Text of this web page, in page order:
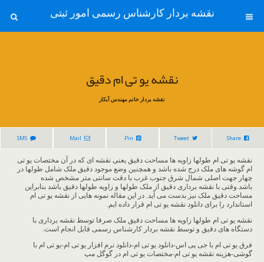
نقشه بردار کارشناس رسمی امور ثبتی
نقشه یو تی ام دقیق
نقشه بردار خانم مهندس آبکار
Share
Tweet
Pin
Mail
SMS
نقشه یو تی ام طولها زاویه ها مساحت دقیق یعنی نقشه ای که در آن مختصات یو تی
ام گوشه های ملک درج شده باشد و همچنین وضع موجود دقیق ملک شامل طولها در
چهار جهت اصلی شمال شرق جنوب غرب با دقت سانتی متر مشخص شده
باشد.وقتی با نقشه برداری دقیق از ملک طولها و زاویه طولها دقیق باشد بنابراین
مساحت دقیق ملک نیز بدست می آید. در این مقاله نمونه هایی از نقشه یو تی ام
استاندارد را برای دانلود نقشه یو تی ام قرار داده ایم.
نقشه یو تی ام طولها زاویه ها مساحت دقیق ملک صرفا توسط نقشه برداری با
دستگاه های دقیق و توسط نقشه بردار کارشناس رسمی قابل انجام است.
فرق یو تی ام با جی پی اس-دانلود یو تی ام-دانلود نرم افزار یو تی ام-یو تی ام با
گوشی-هزینه نقشه یو تی ام-مختصات یو تی ام در گوگل مپ